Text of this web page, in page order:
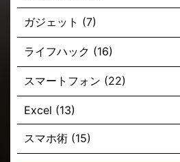
ガジェット (7)
ライフハック (16)
スマートフォン (22)
Excel (13)
スマホ術 (15)